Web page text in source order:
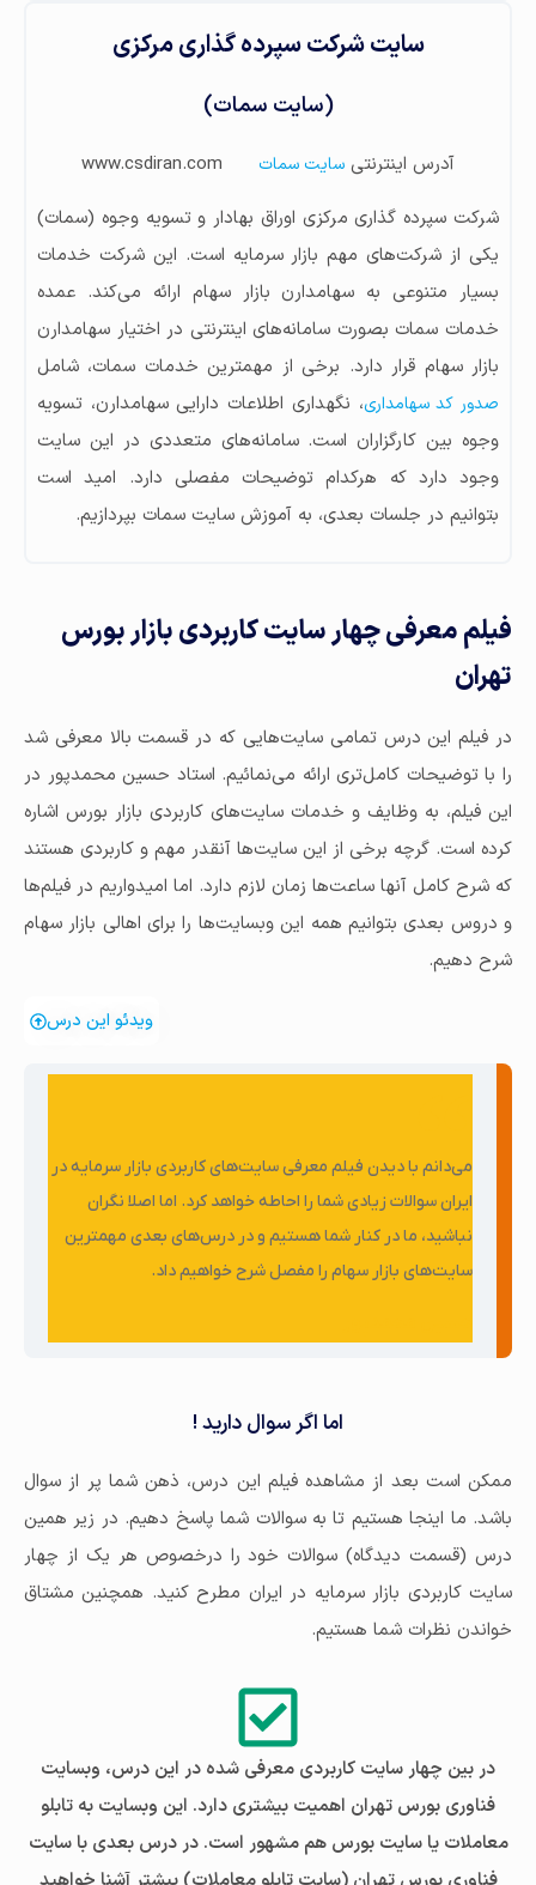
سایت شرکت سپرده گذاری مرکزی
(سایت سمات)
آدرس اینترنتی سایت سمات
شرکت سپرده گذاری مرکزی اوراق بهادار و تسویه وجوه (سمات)
یکی از شرکت‌های مهم بازار سرمایه است. این شرکت خدمات
بسیار متنوعی به سهامدارن بازار سهام ارائه می‌کند. عمده
خدمات سمات بصورت سامانه‌های اینترنتی در اختیار سهامدارن
بازار سهام قرار دارد. برخی از مهمترین خدمات سمات، شامل
صدور کد سهامداری، نگهداری اطلاعات دارایی سهامدارن، تسویه
وجوه بین کارگزاران است. سامانه‌های متعددی در این سایت
وجود دارد که هرکدام توضیحات مفصلی دارد. امید است
بتوانیم در جلسات بعدی، به آموزش سایت سمات بپردازیم.
فیلم معرفی چهار سایت‌ کاربردی بازار بورس
تهران
در فیلم این درس تمامی سایت‌هایی که در قسمت بالا معرفی شد
را با توضیحات کامل‌تری ارائه می‌نمائیم. استاد حسین محمدپور در
این فیلم، به وظایف و خدمات سایت‌های کاربردی بازار بورس اشاره
کرده است. گرچه برخی از این سایت‌ها آنقدر مهم و کاربردی هستند
که شرح کامل آنها ساعت‌ها زمان لازم دارد. اما امیدواریم در فیلم‌ها
و دروس بعدی بتوانیم همه این وبسایت‌ها را برای اهالی بازار سهام
شرح دهیم.
ویدئو این درس
می‌دانم با دیدن فیلم معرفی سایت‌های کاربردی بازار سرمایه در
ایران سوالات زیادی شما را احاطه خواهد کرد. اما اصلا نگران
نباشید، ما در کنار شما هستیم و در درس‌های بعدی مهمترین
سایت‌های بازار سهام را مفصل شرح خواهیم داد.
اما اگر سوال دارید !
ممکن است بعد از مشاهده فیلم این درس، ذهن شما پر از سوال
باشد. ما اینجا هستیم تا به سوالات شما پاسخ دهیم. در زیر همین
درس (قسمت دیدگاه) سوالات خود را درخصوص هر یک از چهار
سایت کاربردی بازار سرمایه در ایران مطرح کنید. همچنین مشتاق
خواندن نظرات شما هستیم.
در بین چهار سایت کاربردی معرفی شده در این درس، وبسایت
فناوری بورس تهران اهمیت بیشتری دارد. این وبسایت به تابلو
معاملات یا سایت بورس هم مشهور است. در درس بعدی با سایت